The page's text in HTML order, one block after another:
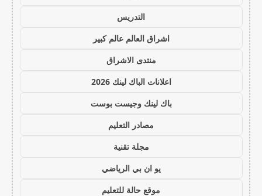
التدريس
اشراق العالم عالم كبير
منتدى الاشراق
اعلانات الباك لينك 2026
باك لينك وجيست بوست
مصادر التعليم
مجلة تقنية
يو ان بي الرياضي
موقع حالة للتعليم